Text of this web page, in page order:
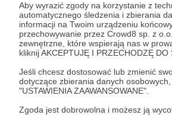
Aby wyrazić zgody na korzystanie z
automatycznego śledzenia i zbierania
informacji na Twoim urządzeniu
przechowywanie przez Crowd8 sp. z
zewnętrzne, które wspierają nas w
kliknij AKCEPTUJĘ I PRZECHODZĘ DO
Jeśli chcesz dostosować lub zmienić
dotyczące zbierania danych
"USTAWIENIA ZAAWANSOWANE".
Zgoda jest dobrowolna i możesz ją
Dołącz do grona